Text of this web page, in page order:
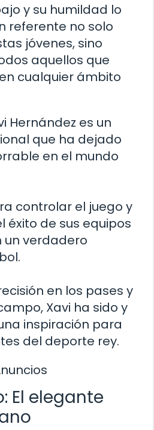
y su humildad lo
referente no solo
jóvenes, sino
aquellos que
cualquier ámbito
Hernández es un
que ha dejado
en el mundo
controlar el juego y
éxito de sus equipos
un verdadero
en los pases y
Xavi ha sido y
inspiración para
del deporte rey.
El elegante